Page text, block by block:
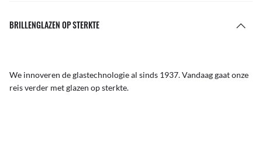
BRILLENGLAZEN OP STERKTE
We innoveren de glastechnologie al sinds 1937. Vandaag gaat onze
reis verder met glazen op sterkte.